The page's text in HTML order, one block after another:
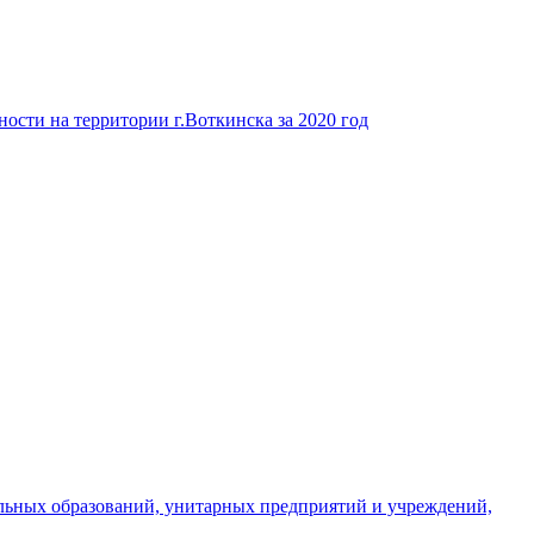
на территории г.Воткинска за 2020 год
образований, унитарных предприятий и учреждений,